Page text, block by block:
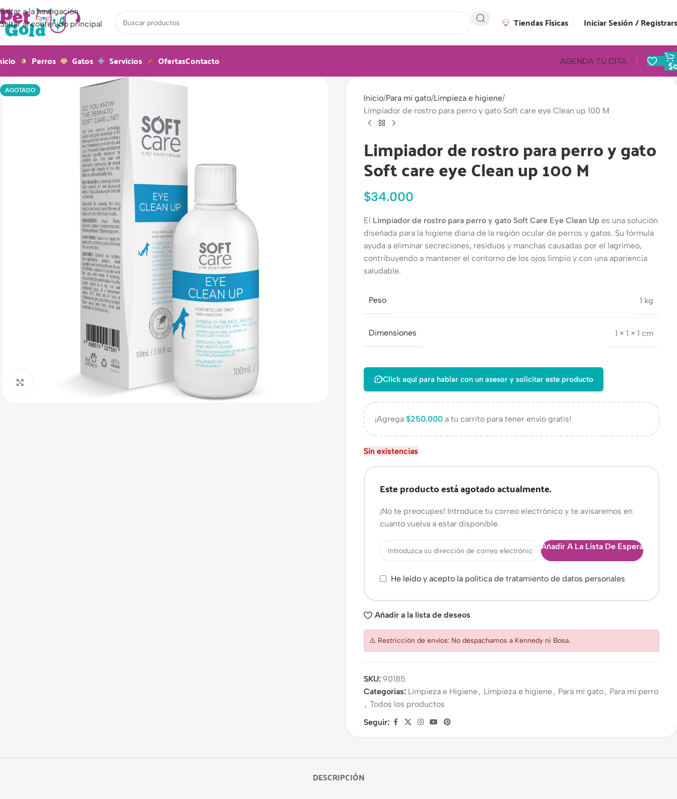
Saltar a la navegación
Saltar al contenido principal
Tiendas Físicas Iniciar Sesión /
Perros Gatos Servicios OfertasContacto AGENDA TU CITA $
AGOTADO
Haga clic para ampliar
Inicio Para mi gato Limpieza e higiene
Limpiador de rostro para perro y gato Soft care eye Clean up 100 M
Limpiador de rostro para perro y gato
Soft care eye Clean up 100 M
$34.000
El Limpiador de rostro para perro y gato Soft Care Eye Clean Up es una solución
diseñada para la higiene diaria de la región ocular de perros y gatos. Su fórmula
ayuda a eliminar secreciones, residuos y manchas causadas por el lagrimeo,
contribuyendo a mantener el contorno de los ojos limpio y con una apariencia
saludable.
Peso 1 kg
Dimensiones 1 × 1 × 1 cm
Click aquí para hablar con un asesor y solicitar este producto
¡Agrega $250.000 a tu carrito para tener envío gratis!
Sin existencias
Este producto está agotado actualmente.
¡No te preocupes! Introduce tu correo electrónico y te avisaremos en
cuanto vuelva a estar disponible.
Añadir A La Lista De Espera
He leído y acepto la política de tratamiento de datos personales
Añadir a la lista de deseos
⚠️ Restricción de envíos: No despachamos a Kennedy ni Bosa.
SKU: 90185
Categorías: Limpieza e Higiene, Limpieza e higiene, Para mi gato, Para mi perro
, Todos los productos
Seguir:
DESCRIPCIÓN